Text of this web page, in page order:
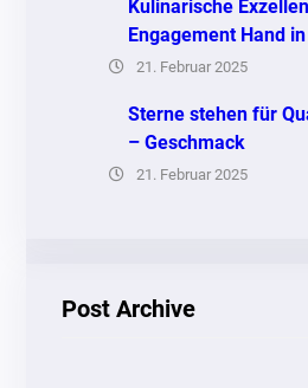
Kulinarische
Engagement Hand
21. Februar 2025
Sterne stehen für
– Geschmack
21. Februar 2025
Post Archive